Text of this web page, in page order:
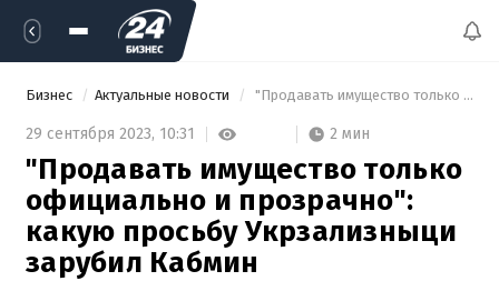
Бизнес Актуальные новости "Продавать имущество только официально и прозрачно": какую просьбу Укрзализныци зарубил Кабмин
29 сентября 2023, 10:31 2 мин
"Продавать имущество только
официально и прозрачно":
какую просьбу Укрзализныци
зарубил Кабмин